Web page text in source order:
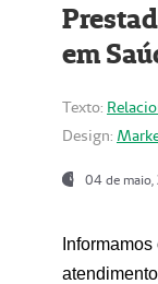
em
Texto:
Design:
04 de maio,